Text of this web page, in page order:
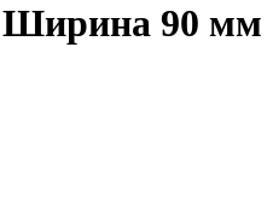
Ширина 90 мм